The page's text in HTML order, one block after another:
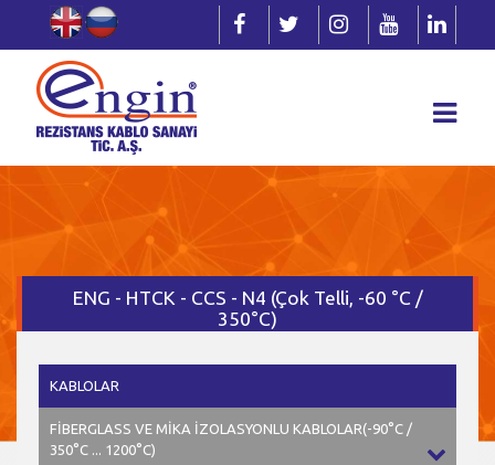
ENG - HTCK - CCS - N4 (Çok Telli, -60 °C /
350°C)
KABLOLAR
FİBERGLASS VE MİKA İZOLASYONLU KABLOLAR(-90°C /
350°C ... 1200°C)